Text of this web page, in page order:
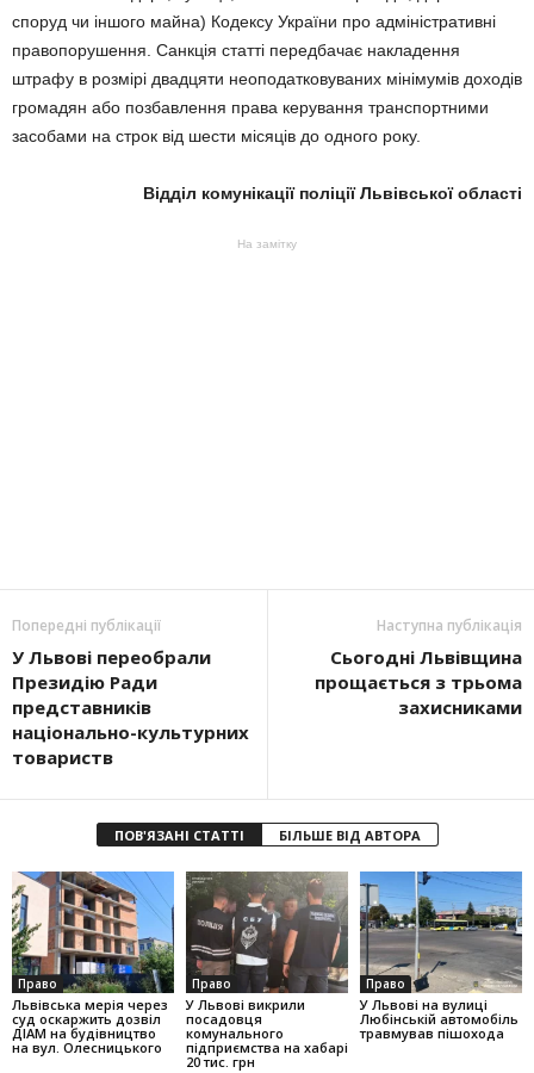
споруд чи іншого майна) Кодексу України про адміністративні
правопорушення. Санкція статті передбачає накладення
штрафу в розмірі двадцяти неоподатковуваних мінімумів доходів
громадян або позбавлення права керування транспортними
засобами на строк від шести місяців до одного року.
Відділ комунікації поліції Львівської області
На замітку
Попередні публікації
У Львові переобрали
Президію Ради
представників
національно-культурних
товариств
Наступна публікація
Сьогодні Львівщина
прощається з трьома
захисниками
ПОВ'ЯЗАНІ СТАТТІ БІЛЬШЕ ВІД АВТОРА
Право
Львівська мерія через
суд оскаржить дозвіл
ДІАМ на будівництво
на вул. Олесницького
Право
У Львові викрили
посадовця
комунального
підприємства на хабарі
20 тис. грн
Право
У Львові на вулиці
Любінській автомобіль
травмував пішохода